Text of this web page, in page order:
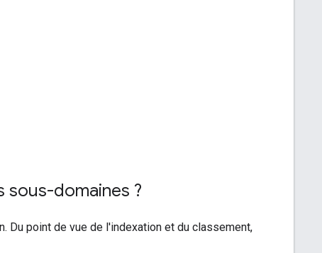
sous-domaines ?
Du point de vue de l'indexation et du classement,